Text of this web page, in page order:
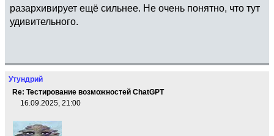
разархивирует ещё сильнее. Не очень понятно, что тут
удивительного.
Утундрий
Re: Тестирование возможностей ChatGPT
16.09.2025, 21:00